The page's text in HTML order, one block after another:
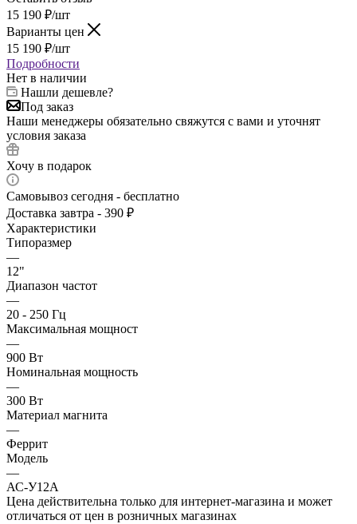
15 190 ₽/шт
Варианты цен
15 190 ₽/шт
Подробности
Нет в наличии
Нашли дешевле?
Под заказ
Наши менеджеры обязательно свяжутся с вами и уточнят
условия заказа
Хочу в подарок
Самовывоз сегодня - бесплатно
Доставка завтра - 390 ₽
Характеристики
Типоразмер
—
12"
Диапазон частот
—
20 - 250 Гц
Максимальная мощност
—
900 Вт
Номинальная мощность
—
300 Вт
Материал магнита
—
Феррит
Модель
—
АС-У12А
Цена действительна только для интернет-магазина и может
отличаться от цен в розничных магазинах